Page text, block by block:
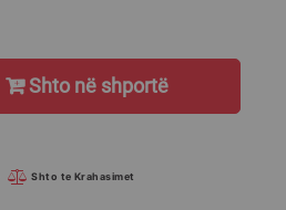
Shto në shportë
Shto te Krahasimet